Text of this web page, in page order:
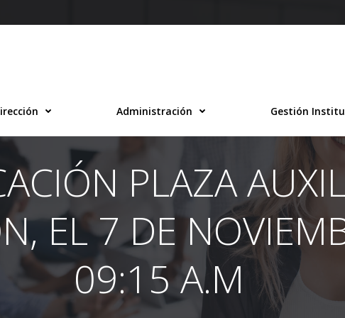
Administración Gestión
PLAZA
EL 7 DE
09:15 A.M